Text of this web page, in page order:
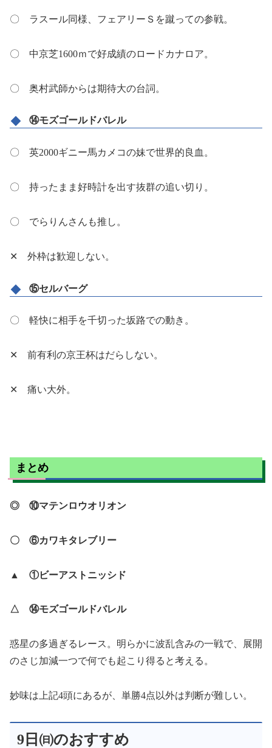
〇 ラスール同様、フェアリーＳを蹴っての参戦。
〇 中京芝1600ｍで好成績のロードカナロア。
〇 奥村武師からは期待大の台詞。
⑭モズゴールドバレル
〇 英2000ギニー馬カメコの妹で世界的良血。
〇 持ったまま好時計を出す抜群の追い切り。
〇 でらりんさんも推し。
✕ 外枠は歓迎しない。
⑮セルバーグ
〇 軽快に相手を千切った坂路での動き。
✕ 前有利の京王杯はだらしない。
✕ 痛い大外。
まとめ
◎ ⑩マテンロウオリオン
〇 ⑥カワキタレブリー
▲ ①ビーアストニッシド
△ ⑭モズゴールドバレル
惑星の多過ぎるレース。明らかに波乱含みの一戦で、展開
のさじ加減一つで何でも起こり得ると考える。
妙味は上記4頭にあるが、単勝4点以外は判断が難しい。
9日㈰のおすすめ